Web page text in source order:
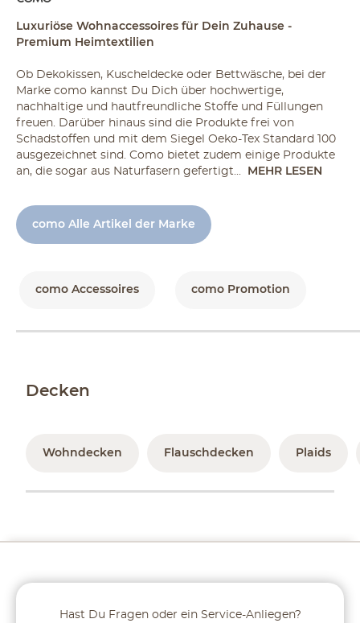
Luxuriöse Wohnaccessoires für Dein Zuhause -
Premium Heimtextilien
Ob Dekokissen, Kuscheldecke oder Bettwäsche, bei der
Marke como kannst Du Dich über hochwertige,
nachhaltige und hautfreundliche Stoffe und Füllungen
freuen. Darüber hinaus sind die Produkte frei von
Schadstoffen und mit dem Siegel Oeko-Tex Standard 100
ausgezeichnet sind. Como bietet zudem einige Produkte
an, die sogar aus Naturfasern gefertigt...
MEHR LESEN
como Alle Artikel der Marke
como Accessoires como Promotion
Decken
Wohndecken Flauschdecken Plaids
Hast Du Fragen oder ein Service-Anliegen?